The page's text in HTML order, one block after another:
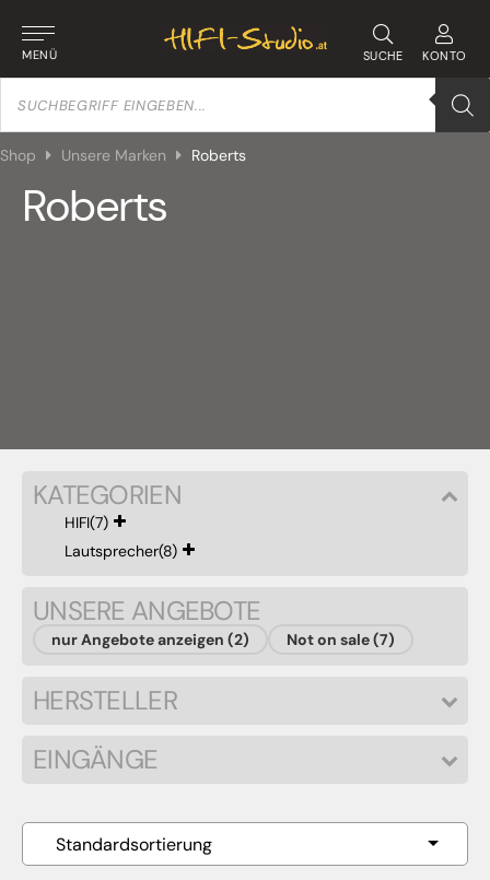
MENÜ SUCHE KONTO
Products
search
Shop Unsere Marken Roberts
Roberts
KATEGORIEN
HIFI(7)
Lautsprecher(8)
UNSERE ANGEBOTE
nur Angebote anzeigen (2) Not on sale (7)
HERSTELLER
EINGÄNGE